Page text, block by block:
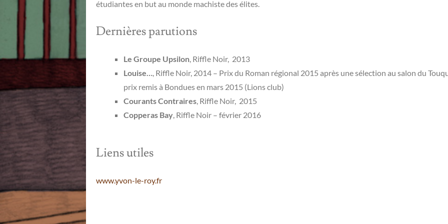
étudiantes en but au monde machiste des élites.
Dernières parutions
Le Groupe Upsilon , Riffle Noir, 2013
Louise…
, Riffle Noir, 2014 – Prix du Roman régional 2015 après une sélection au salon du
prix remis à Bondues en mars 2015 (Lions club)
Courants Contraires , Riffle Noir, 2015
Copperas Bay , Riffle Noir – février 2016
Liens utiles
www.yvon-le-roy.fr